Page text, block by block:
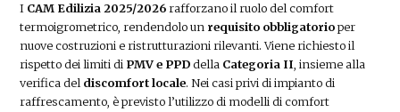
I CAM Edilizia 2025/2026rafforzano il ruolo del comfort
termoigrometrico, rendendolo un requisito obbligatorioper
nuove costruzioni e ristrutturazioni rilevanti. Viene richiesto il
rispetto dei limiti di PMV e PPDdella Categoria II, insieme alla
verifica deldiscomfort locale. Nei casi privi di impianto di
raffrescamento, è previsto l’utilizzo di modelli di comfort